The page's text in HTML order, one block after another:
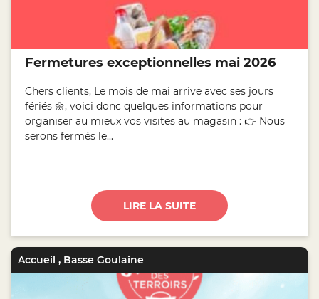
Fermetures exceptionnelles mai 2026
Chers clients, Le mois de mai arrive avec ses jours
fériés 🌼, voici donc quelques informations pour
organiser au mieux vos visites au magasin : 👉 Nous
serons fermés le...
LIRE LA SUITE
Accueil , Basse Goulaine